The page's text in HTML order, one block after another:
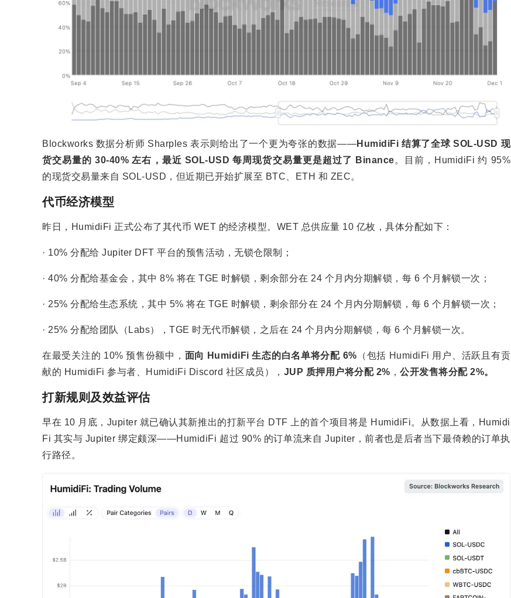
Blockworks 数据分析师 Sharples 表示则给出了一个更为夸张的数据——HumidiFi 结算了全球 SOL-USD 现
货交易量的 30-40% 左右，最近 SOL-USD 每周现货交易量更是超过了 Binance。目前，HumidiFi 约 95%
的现货交易量来自 SOL-USD，但近期已开始扩展至 BTC、ETH 和 ZEC。
代币经济模型
昨日，HumidiFi 正式公布了其代币 WET 的经济模型。WET 总供应量 10 亿枚，具体分配如下：
· 10% 分配给 Jupiter DFT 平台的预售活动，无锁仓限制；
· 40% 分配给基金会，其中 8% 将在 TGE 时解锁，剩余部分在 24 个月内分期解锁，每 6 个月解锁一次；
· 25% 分配给生态系统，其中 5% 将在 TGE 时解锁，剩余部分在 24 个月内分期解锁，每 6 个月解锁一次；
· 25% 分配给团队（Labs），TGE 时无代币解锁，之后在 24 个月内分期解锁，每 6 个月解锁一次。
在最受关注的 10% 预售份额中， 面向 HumidiFi 生态的白名单将分配 6% （包括 HumidiFi 用户、活跃且有贡
献的 HumidiFi 参与者、HumidiFi Discord 社区成员）， JUP 质押用户将分配 2% ， 公开发售将分配 2%。
打新规则及效益评估
早在 10 月底，Jupiter 就已确认其新推出的打新平台 DTF 上的首个项目将是 HumidiFi。从数据上看，Humidi
Fi 其实与 Jupiter 绑定颇深——HumidiFi 超过 90% 的订单流来自 Jupiter，前者也是后者当下最倚赖的订单执
行路径。